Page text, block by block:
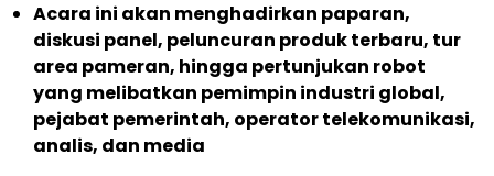
Acara ini akan menghadirkan paparan,
diskusi panel, peluncuran produk terbaru, tur
area pameran, hingga pertunjukan robot
yang melibatkan pemimpin industri global,
pejabat pemerintah, operator telekomunikasi,
analis, dan media